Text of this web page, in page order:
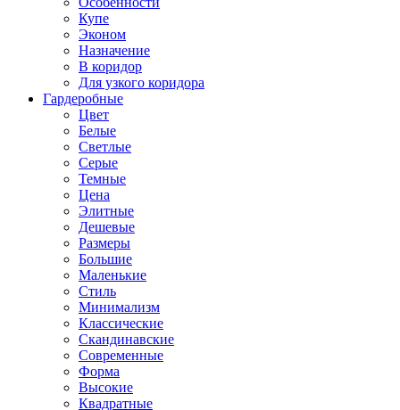
Купе
Эконом
Назначение
В коридор
Для узкого коридора
Гардеробные
Цвет
Белые
Светлые
Серые
Темные
Цена
Элитные
Дешевые
Размеры
Большие
Маленькие
Стиль
Минимализм
Классические
Скандинавские
Современные
Форма
Высокие
Квадратные